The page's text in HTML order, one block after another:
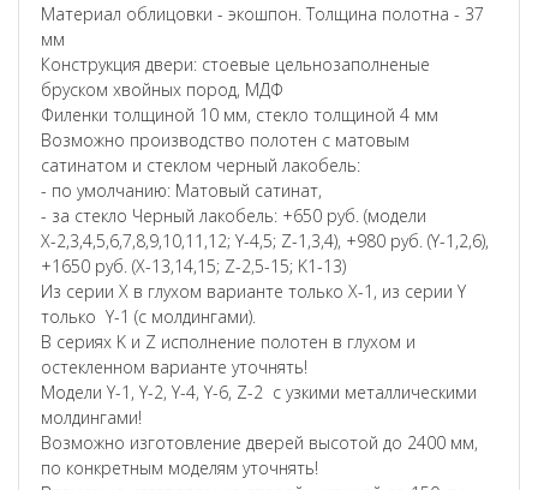
Материал облицовки - экошпон. Толщина полотна - 37
мм
Конструкция двери: стоевые цельнозаполненые
бруском хвойных пород, МДФ
Филенки толщиной 10 мм, стекло толщиной 4 мм
Возможно производство полотен с матовым
сатинатом и стеклом черный лакобель:
- по умолчанию: Матовый сатинат,
- за стекло Черный лакобель: +650 руб. (модели
Х-2,3,4,5,6,7,8,9,10,11,12; Y-4,5; Z-1,3,4), +980 руб. (Y-1,2,6),
+1650 руб. (X-13,14,15; Z-2,5-15; K1-13)
Из серии X в глухом варианте только X-1, из серии Y
только Y-1 (с молдингами).
В сериях K и Z исполнение полотен в глухом и
остекленном варианте уточнять!
Модели Y-1, Y-2, Y-4, Y-6, Z-2 с узкими металлическими
молдингами!
Возможно изготовление дверей высотой до 2400 мм,
по конкретным моделям уточнять!